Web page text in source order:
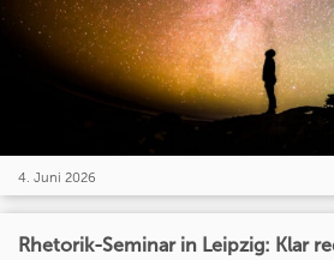
4. Juni 2026
Rhetorik-Seminar in Leipzig: Klar